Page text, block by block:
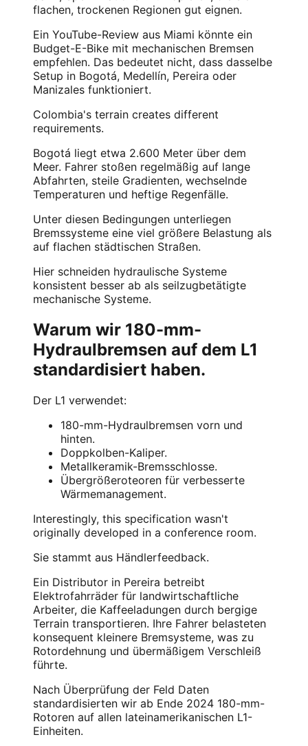
flachen, trockenen Regionen gut eignen.
Ein YouTube-Review aus Miami könnte ein
Budget-E-Bike mit mechanischen Bremsen
empfehlen. Das bedeutet nicht, dass dasselbe
Setup in Bogotá, Medellín, Pereira oder
Manizales funktioniert.
Colombia's terrain creates different
requirements.
Bogotá liegt etwa 2.600 Meter über dem
Meer. Fahrer stoßen regelmäßig auf lange
Abfahrten, steile Gradienten, wechselnde
Temperaturen und heftige Regenfälle.
Unter diesen Bedingungen unterliegen
Bremssysteme eine viel größere Belastung als
auf flachen städtischen Straßen.
Hier schneiden hydraulische Systeme
konsistent besser ab als seilzugbetätigte
mechanische Systeme.
Warum wir 180-mm-
Hydraulbremsen auf dem L1
standardisiert haben.
Der L1 verwendet:
180-mm-Hydraulbremsen vorn und
hinten.
Doppkolben-Kaliper.
Metallkeramik-Bremsschlosse.
Übergrößeroteoren für verbesserte
Wärmemanagement.
Interestingly, this specification wasn't
originally developed in a conference room.
Sie stammt aus Händlerfeedback.
Ein Distributor in Pereira betreibt
Elektrofahrräder für landwirtschaftliche
Arbeiter, die Kaffeeladungen durch bergige
Terrain transportieren. Ihre Fahrer belasteten
konsequent kleinere Bremsysteme, was zu
Rotordehnung und übermäßigem Verschleiß
führte.
Nach Überprüfung der Feld Daten
standardisierten wir ab Ende 2024 180-mm-
Rotoren auf allen lateinamerikanischen L1-
Einheiten.